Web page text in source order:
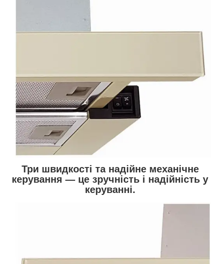
Три швидкості та надійне механічне
керування — це зручність і надійність у
керуванні.